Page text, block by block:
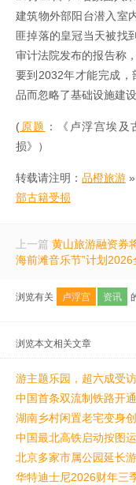
建筑物外部阳台潜入室
匪掉落的皇冠当天被找
审计法院发布的报告称
要到2032年才能完成
品而忽略了基础设施建设
(原题 ：《卢浮宫埃
损》）
转载请注明： 品橙旅游 »
部古籍受损
上一篇 黄山旅游融资券
海前滩音乐节”计划
浏览有关 卢浮宫 资讯
浏览本文相关文章
游主题乐园，超六成受
中国首条双流制铁路开
湖南乡村闲置老宅变身
中国最北高铁启动按图
北京多家市属公园延长
华特迪士尼2026财年三